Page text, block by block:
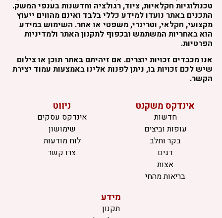
טכנולוגיות חקלאיות, ציוד, רגולציה וחדשנות בענפי המשק.
התכנים באתר נועדו למידע כללי בלבד ואינם מהווים ייעוץ
מקצועי, חקלאי, וטרינרי, משפטי או אחר. השימוש במידע
הוא באחריות המשתמש ובכפוף לתקנון האתר ולמדיניות
הפרטיות.
אנו מכבדים זכויות יוצרים. אם זיהיתם באתר תוכן או צילום
שיש לכם זכויות בו, ניתן לפנות אלינו באמצעות עמוד יצירת
הקשר.
אינדקס משקנט
חדשות
עופות וביצים
בקר וחלב
דגים
אצות
בריאות מהחי
ניווט
אינדקס עסקים
שימושון
לוח מודעות
צרו קשר
מידע
תקנון